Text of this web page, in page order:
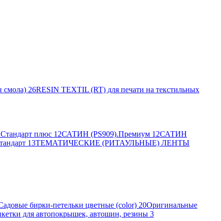
смола) 26RESIN TEXTIL (RT) для печати на текстильных
плюс 12САТИН (PS909).Премиум 12САТИН
13ТЕМАТИЧЕСКИЕ (РИТАУЛЬНЫЕ) ЛЕНТЫ
бирки-петельки цветные (color) 20Оригинальные
для автопокрышек, автошин, резины 3